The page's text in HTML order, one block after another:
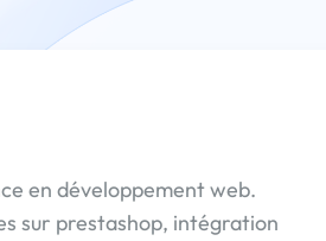
en développement web.
sur prestashop, intégration